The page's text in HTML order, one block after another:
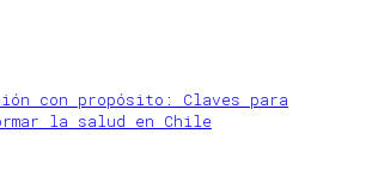
con propósito: Claves para
la salud en Chile